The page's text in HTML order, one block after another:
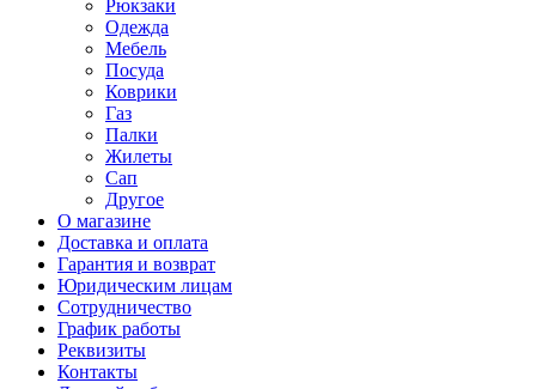
Рюкзаки
Одежда
Мебель
Посуда
Коврики
Газ
Палки
Жилеты
Сап
Другое
О магазине
Доставка и оплата
Гарантия и возврат
Юридическим лицам
Сотрудничество
График работы
Реквизиты
Контакты